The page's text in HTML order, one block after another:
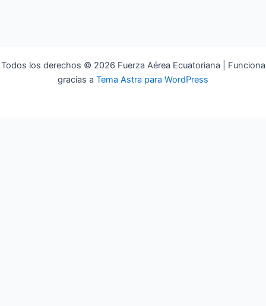
Todos los derechos © 2026 Fuerza Aérea Ecuatoriana | Funciona
gracias a Tema Astra para WordPress